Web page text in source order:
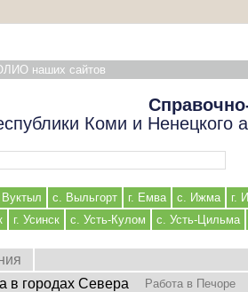
наших сайтов
Коми и Ненецкого
Вуктыл с. Выльгорт г. Емва с. Ижма г.
г. Усинск с. Усть-Кулом с. Усть-Цильма
в городах Севера Работа в Печоре